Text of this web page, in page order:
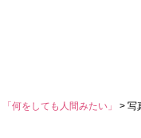
何をしても人間みたい」 > 写